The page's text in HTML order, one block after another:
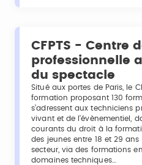
CFPTS - Centre
professionnelle
du spectacle
Situé aux portes de Paris, le
formation proposant 130
s’adressent aux techniciens
vivant et de l’évènementiel,
courants du droit à la
des jeunes entre 18 et 29
secteur, via des formations
domaines techniques…